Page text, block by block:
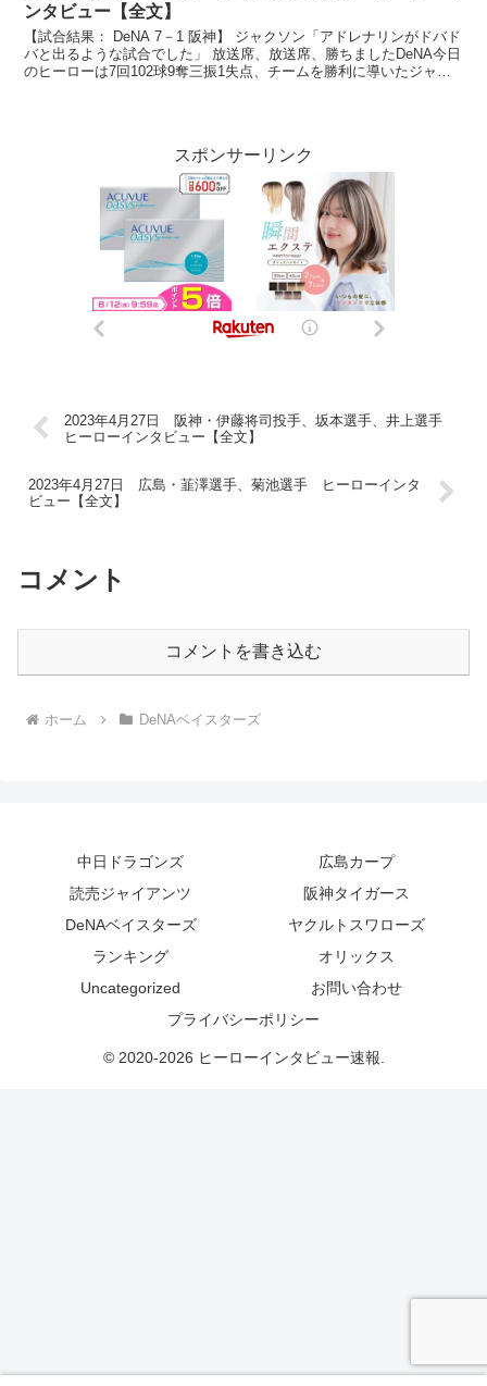
ンタビュー【全文】
【試合結果： DeNA 7－1 阪神】 ジャクソン「アドレナリンがドバド
バと出るような試合でした」 放送席、放送席、勝ちましたDeNA今日
のヒーローは7回102球9奪三振1失点、チームを勝利に導いたジャク
スポンサーリンク
2023年4月27日 阪神・伊藤将司投手、坂本選手、井上選手
ヒーローインタビュー【全文】
2023年4月27日 広島・韮澤選手、菊池選手 ヒーローインタ
ビュー【全文】
コメント
コメントを書き込む
ホーム DeNAベイスターズ
中日ドラゴンズ
広島カープ
読売ジャイアンツ
阪神タイガース
DeNAベイスターズ
ヤクルトスワローズ
ランキング
オリックス
Uncategorized
お問い合わせ
プライバシーポリシー
© 2020-2026 ヒーローインタビュー速報.